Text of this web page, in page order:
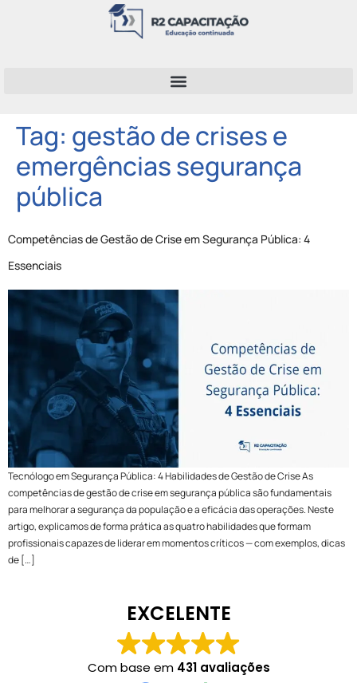
Tag: gestão de crises e
emergências segurança
pública
Competências de Gestão de Crise em Segurança Pública: 4
Essenciais
Tecnólogo em Segurança Pública: 4 Habilidades de Gestão de Crise As
competências de gestão de crise em segurança pública são fundamentais
para melhorar a segurança da população e a eficácia das operações. Neste
artigo, explicamos de forma prática as quatro habilidades que formam
profissionais capazes de liderar em momentos críticos — com exemplos, dicas
de […]
EXCELENTE
Com base em 431 avaliações